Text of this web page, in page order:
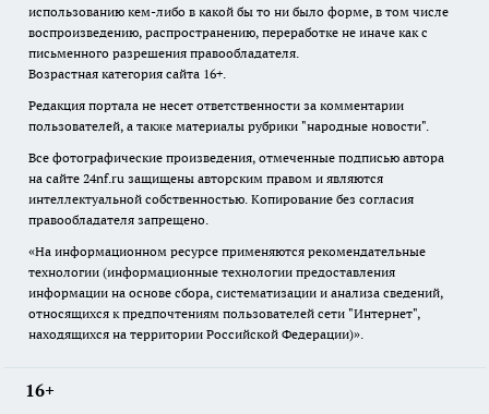
использованию кем-либо в какой бы то ни было форме, в том числе
воспроизведению, распространению, переработке не иначе как с
письменного разрешения правообладателя.
Возрастная категория сайта 16+.
Редакция портала не несет ответственности за комментарии
пользователей, а также материалы рубрики "народные новости".
Все фотографические произведения, отмеченные подписью автора
на сайте 24nf.ru защищены авторским правом и являются
интеллектуальной собственностью. Копирование без согласия
правообладателя запрещено.
«На информационном ресурсе применяются рекомендательные
технологии (информационные технологии предоставления
информации на основе сбора, систематизации и анализа сведений,
относящихся к предпочтениям пользователей сети "Интернет",
находящихся на территории Российской Федерации)».
16+